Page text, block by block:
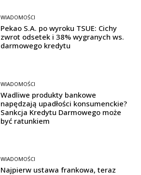
WIADOMOŚCI
Pekao S.A. po wyroku TSUE: Cichy
zwrot odsetek i 38% wygranych ws.
darmowego kredytu
WIADOMOŚCI
Wadliwe produkty bankowe
napędzają upadłości konsumenckie?
Sankcja Kredytu Darmowego może
być ratunkiem
WIADOMOŚCI
Najpierw ustawa frankowa, teraz